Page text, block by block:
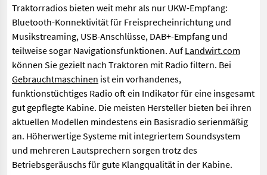
Traktorradios bieten weit mehr als nur UKW-Empfang:
Bluetooth-Konnektivität für Freisprecheinrichtung und
Musikstreaming, USB-Anschlüsse, DAB+-Empfang und
teilweise sogar Navigationsfunktionen. Auf Landwirt.com
können Sie gezielt nach Traktoren mit Radio filtern. Bei
Gebrauchtmaschinen ist ein vorhandenes,
funktionstüchtiges Radio oft ein Indikator für eine insgesamt
gut gepflegte Kabine. Die meisten Hersteller bieten bei ihren
aktuellen Modellen mindestens ein Basisradio serienmäßig
an. Höherwertige Systeme mit integriertem Soundsystem
und mehreren Lautsprechern sorgen trotz des
Betriebsgeräuschs für gute Klangqualität in der Kabine.